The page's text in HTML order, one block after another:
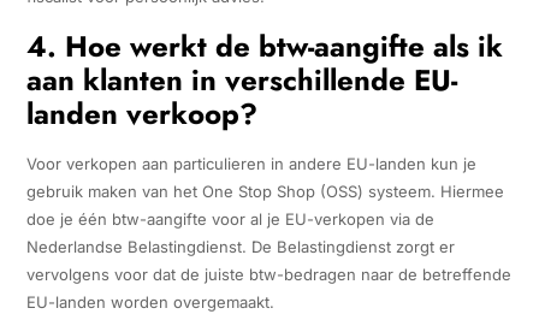
4. Hoe werkt de btw-aangifte als ik
aan klanten in verschillende EU-
landen verkoop?
Voor verkopen aan particulieren in andere EU-landen kun je
gebruik maken van het One Stop Shop (OSS) systeem. Hiermee
doe je één btw-aangifte voor al je EU-verkopen via de
Nederlandse Belastingdienst. De Belastingdienst zorgt er
vervolgens voor dat de juiste btw-bedragen naar de betreffende
EU-landen worden overgemaakt.